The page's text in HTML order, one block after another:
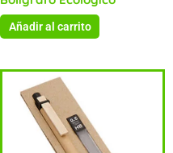
Añadir al carrito